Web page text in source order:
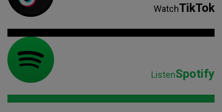
WatchTikTok
ListenSpotify